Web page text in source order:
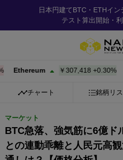
日本円建てBTC・ETHイン
テスト算出開始・
￥307,418+0.30%
チャート 銘柄リ
マーケット
BTC急落、強気筋に6億
との連動乖離と人民元高